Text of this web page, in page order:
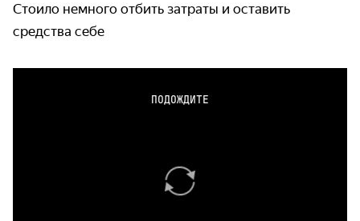
Стоило немного отбить затраты и оставить
средства себе
ПОДОЖДИТЕ